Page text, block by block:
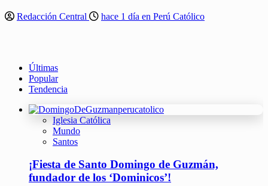
Redacción Central hace 1 día en Perú Católico
Últimas
Popular
Tendencia
Iglesia Católica
Mundo
Santos
¡Fiesta de Santo Domingo de Guzmán,
fundador de los ‘Dominicos’!